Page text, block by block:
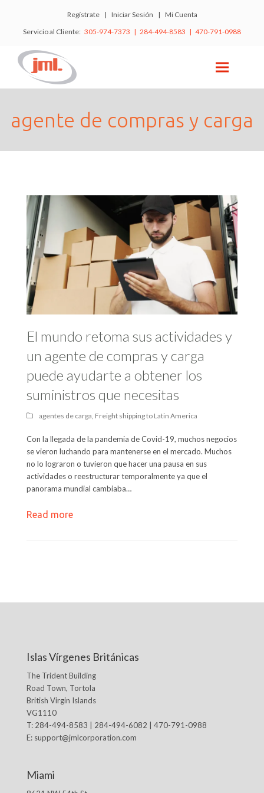
Regístrate| Iniciar Sesión | Mi Cuenta
Servicio al Cliente: 305-974-7373 | 284-494-8583 | 470-791-0988
agente de compras y carga
El mundo retoma sus actividades y
un agente de compras y carga
puede ayudarte a obtener los
suministros que necesitas
agentes de carga, Freight shipping to Latin America
Con la llegada de la pandemia de Covid-19, muchos negocios
se vieron luchando para mantenerse en el mercado. Muchos
no lo lograron o tuvieron que hacer una pausa en sus
actividades o reestructurar temporalmente ya que el
panorama mundial cambiaba…
Read more
Islas Vírgenes Británicas
The Trident Building
Road Town, Tortola
British Virgin Islands
VG1110
T: 284-494-8583 | 284-494-6082 | 470-791-0988
E: support@jmlcorporation.com
Miami